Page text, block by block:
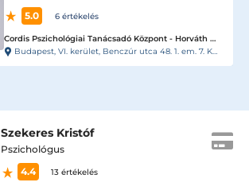
5.0
6 értékelés
Cordis Pszichológiai Tanácsadó Központ - Horváth Ivett magánrendelése
Budapest, VI. kerület, Benczúr utca 48. 1. em. 7. Kapucsengő: 23-as.
Szekeres Kristóf
Pszichológus
4.4
13 értékelés